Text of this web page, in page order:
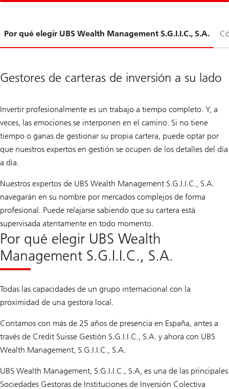
Por qué elegir UBS Wealth Management S.G.I.I.C., S.A.
1-
Gestores de carteras de inversión a su lado
Invertir profesionalmente es un trabajo a tiempo completo. Y, a
veces, las emociones se interponen en el camino. Si no tiene
tiempo o ganas de gestionar su propia cartera, puede optar por
que nuestros expertos en gestión se ocupen de los detalles del día
a día.
Nuestros expertos de UBS Wealth Management S.G.I.I.C., S.A.
navegarán en su nombre por mercados complejos de forma
profesional. Puede relajarse sabiendo que su cartera está
supervisada atentamente en todo momento.
Por qué elegir UBS Wealth
Management S.G.I.I.C., S.A.
Todas las capacidades de un grupo internacional con la
proximidad de una gestora local.
Contamos con más de 25 años de presencia en España, antes a
través de Credit Suisse Gestión S.G.I.I.C., S.A. y ahora con UBS
Wealth Management, S.G.I.I.C., S.A.
UBS Wealth Management, S.G.I.I.C., S.A, es una de las principales
Sociedades Gestoras de Instituciones de Inversión Colectiva